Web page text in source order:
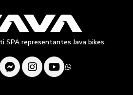
SPA representantes Java bikes.